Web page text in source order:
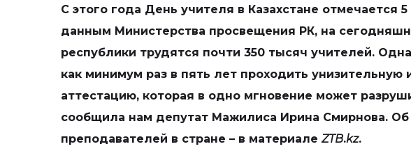
С этого года День учителя в Казахстане отмечается
данным Министерства просвещения РК, на
республики трудятся почти 350 тысяч учителей.
как минимум раз в пять лет проходить
аттестацию, которая в одно мгновение может
сообщила нам депутат Мажилиса Ирина Смирнова. Об
преподавателей в стране – в материалеZTB.kz.